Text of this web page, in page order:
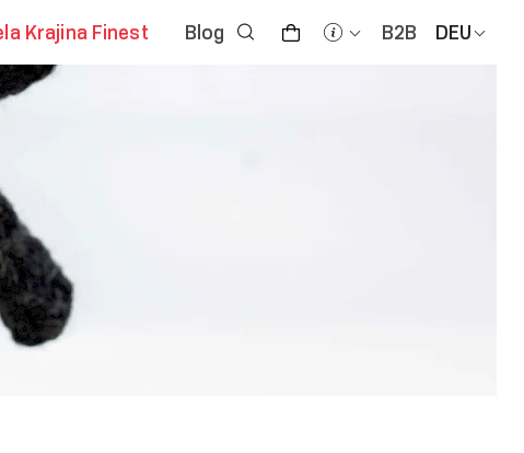
B2B DEU
Krajina Finest Blog